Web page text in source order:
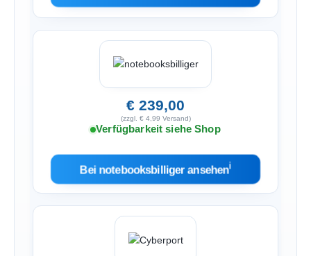
€ 239,00
(zzgl. € 4,99 Versand)
Verfügbarkeit siehe Shop
Bei notebooksbilliger ansehenℹ︎